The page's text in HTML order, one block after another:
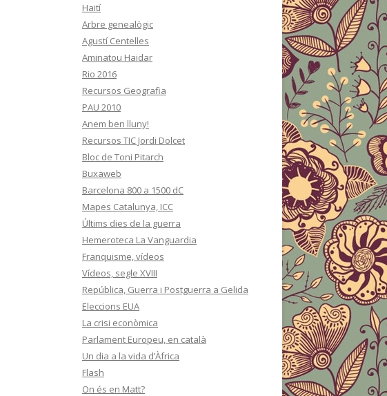
Haití
Arbre genealògic
Agustí Centelles
Aminatou Haidar
Rio 2016
Recursos Geografia
PAU 2010
Anem ben lluny!
Recursos TIC Jordi Dolcet
Bloc de Toni Pitarch
Buxaweb
Barcelona 800 a 1500 dC
Mapes Catalunya, ICC
Últims dies de la guerra
Hemeroteca La Vanguardia
Franquisme, vídeos
Vídeos, segle XVIII
República, Guerra i Postguerra a Gelida
Eleccions EUA
La crisi econòmica
Parlament Europeu, en català
Un dia a la vida d’Àfrica
Flash
On és en Matt?